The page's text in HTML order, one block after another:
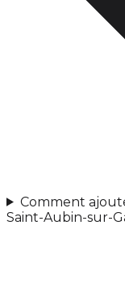
Comment
Saint-Aubin-sur-